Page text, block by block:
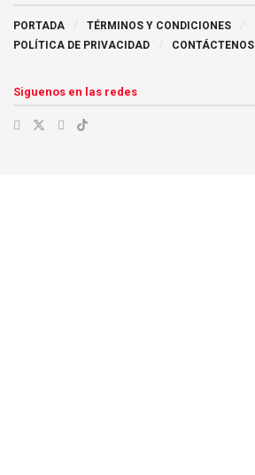
PORTADA
TÉRMINOS Y CONDICIONES
POLÍTICA DE PRIVACIDAD
CONTÁCTENOS
Siguenos en las redes